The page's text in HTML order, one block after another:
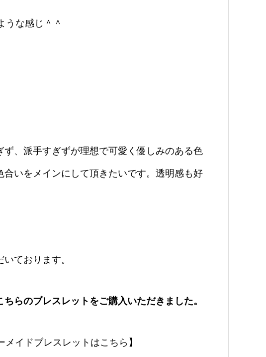
うな感じ＾＾
、派手すぎずが理想で可愛く優しみのある色
いをメインにして頂きたいです。透明感も好
ております。
らのブレスレットをご購入いただきました。
メイドブレスレットはこちら】